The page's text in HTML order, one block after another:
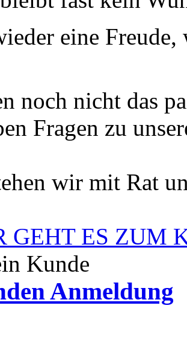
eine
noch nicht das
Fragen zu
wir mit Rat
GEHT ES ZUM
Kunde
Anmeldung